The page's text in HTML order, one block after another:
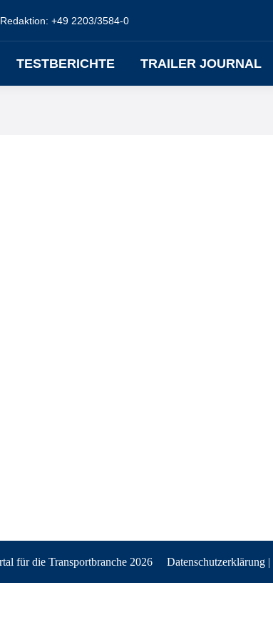
Redaktion: +49 2203/3584-0
TESTBERICHTE TRAILER JOURNAL
für die Transportbranche 2026 Datenschutzerklärung |